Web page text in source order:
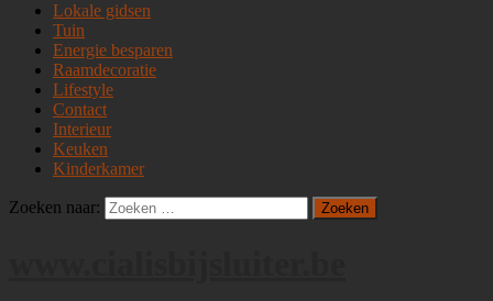
Lokale gidsen
Tuin
Energie besparen
Raamdecoratie
Lifestyle
Contact
Interieur
Keuken
Kinderkamer
Zoeken naar: